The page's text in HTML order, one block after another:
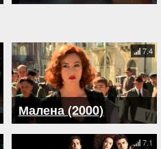
Малена (2000)
7.4
7.1